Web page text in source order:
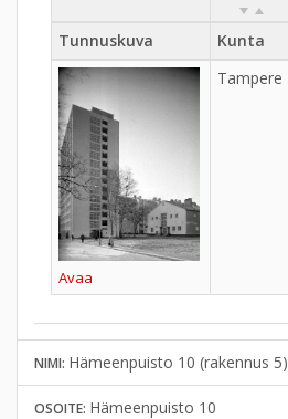
Tunnuskuva Kunta
Avaa
Tampere
NIMI: Hämeenpuisto 10 (rakennus 5)
OSOITE: Hämeenpuisto 10